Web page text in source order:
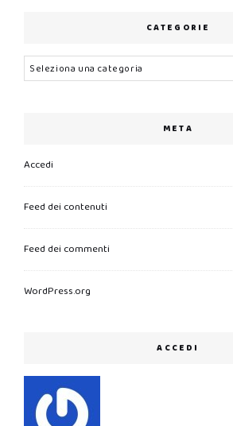
CATEGORIE
Categorie
META
Accedi
Feed dei contenuti
Feed dei commenti
WordPress.org
ACCEDI